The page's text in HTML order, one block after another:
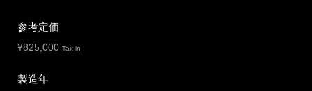
参考定価
¥825,000 Tax in
製造年